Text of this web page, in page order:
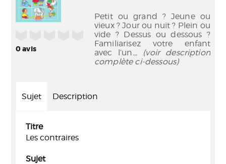
0avis
Petit ou grand ? Jeune ou
vieux ? Jour ou nuit ? Plein ou
vide ? Dessus ou dessous ?
Familiarisez votre enfant
avec l’un... (voir description
complète ci-dessous)
Sujet Description
Titre
Les contraires
Sujet